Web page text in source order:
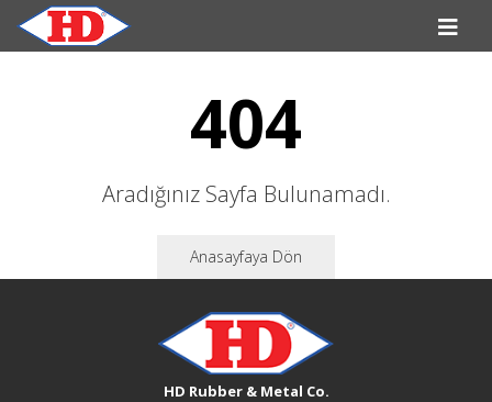
404
Aradığınız Sayfa Bulunamadı.
Anasayfaya Dön
HD Rubber & Metal Co.